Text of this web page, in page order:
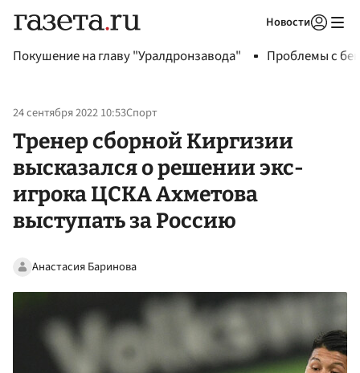
Новости
Покушение на главу "Уралдронзавода" Проблемы с
24 сентября 2022 10:53Спорт
Тренер сборной Киргизии
высказался о решении экс-
игрока ЦСКА Ахметова
выступать за Россию
Анастасия Баринова